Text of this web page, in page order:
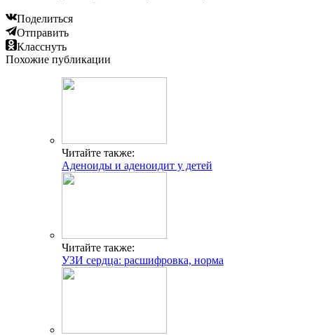
Поделиться
Отправить
Класснуть
Похожие публикации
Читайте также:
Аденоиды и аденоидит у детей
Читайте также:
УЗИ сердца: расшифровка, норма